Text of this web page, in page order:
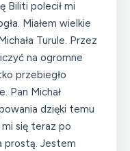
Biliti polecił mi
Miałem wielkie
Turule. Przez
na ogromne
przebiegło
Pan Michał
dzięki temu
się teraz po
prostą. Jestem